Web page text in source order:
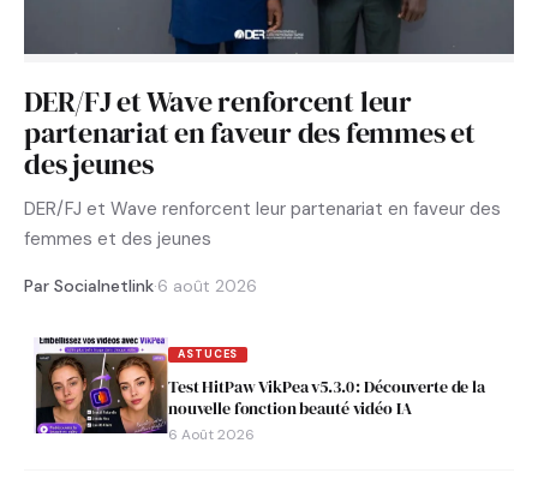
DER/FJ et Wave renforcent leur
partenariat en faveur des femmes et
des jeunes
DER/FJ et Wave renforcent leur partenariat en faveur des
femmes et des jeunes
Par Socialnetlink·6 août 2026
ASTUCES
Test HitPaw VikPea v5.3.0 : Découverte de la
nouvelle fonction beauté vidéo IA
6 Août 2026